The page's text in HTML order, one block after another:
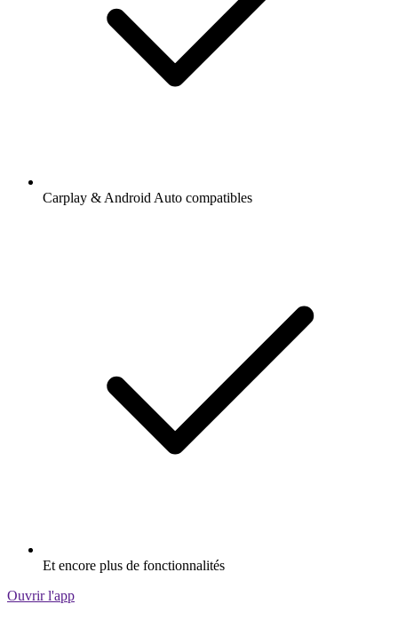
Carplay & Android Auto compatibles
Et encore plus de fonctionnalités
Ouvrir l'app